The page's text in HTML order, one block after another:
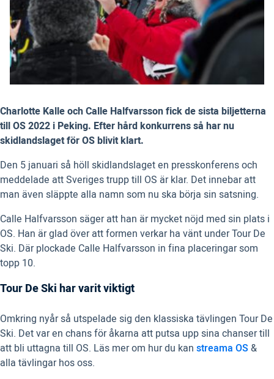
Charlotte Kalle och Calle Halfvarsson fick de sista biljetterna
till OS 2022 i Peking. Efter hård konkurrens så har nu
skidlandslaget för OS blivit klart.
Den 5 januari så höll skidlandslaget en presskonferens och
meddelade att Sveriges trupp till OS är klar. Det innebar att
man även släppte alla namn som nu ska börja sin satsning.
Calle Halfvarsson säger att han är mycket nöjd med sin plats i
OS. Han är glad över att formen verkar ha vänt under Tour De
Ski. Där plockade Calle Halfvarsson in fina placeringar som
topp 10.
Tour De Ski har varit viktigt
Omkring nyår så utspelade sig den klassiska tävlingen Tour De
Ski. Det var en chans för åkarna att putsa upp sina chanser till
att bli uttagna till OS. Läs mer om hur du kan streama OS &
alla tävlingar hos oss.